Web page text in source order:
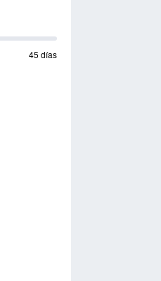
45 días